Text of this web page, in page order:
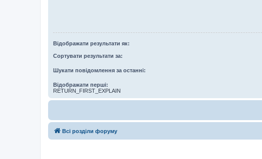
Відображати результати як:
Сортувати результати за:
Шукати повідомлення за останні:
Відображати перші:
RETURN_FIRST_EXPLAIN
Всі розділи форуму